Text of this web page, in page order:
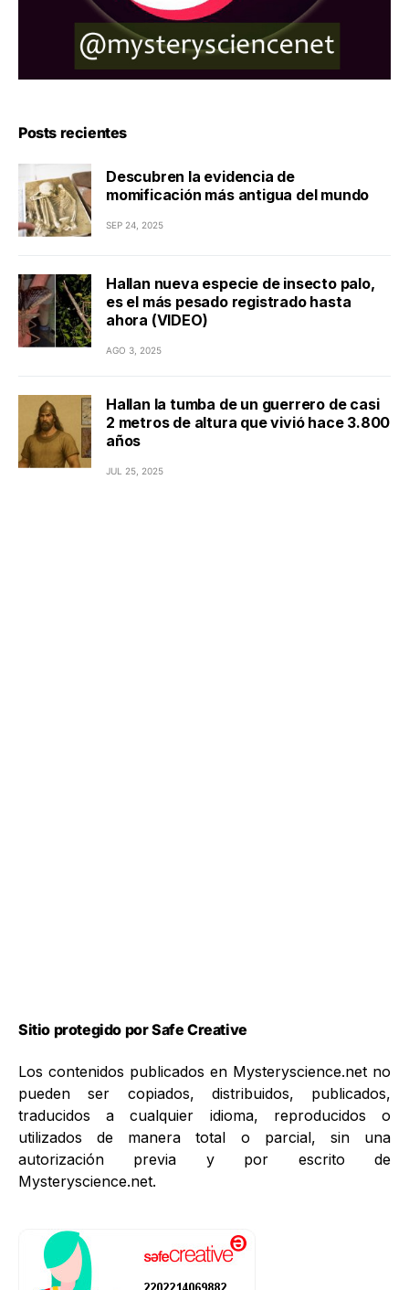
Posts recientes
Descubren la evidencia de
momificación más antigua del mundo
SEP 24, 2025
Hallan nueva especie de insecto palo,
es el más pesado registrado hasta
ahora (VIDEO)
AGO 3, 2025
Hallan la tumba de un guerrero de casi
2 metros de altura que vivió hace 3.800
años
JUL 25, 2025
Sitio protegido por Safe Creative
Los contenidos publicados en Mysteryscience.net no
pueden ser copiados, distribuidos, publicados,
traducidos a cualquier idioma, reproducidos o
utilizados de manera total o parcial, sin una
autorización previa y por escrito de
Mysteryscience.net.